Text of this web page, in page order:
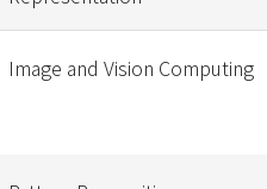
Image and Vision Computing